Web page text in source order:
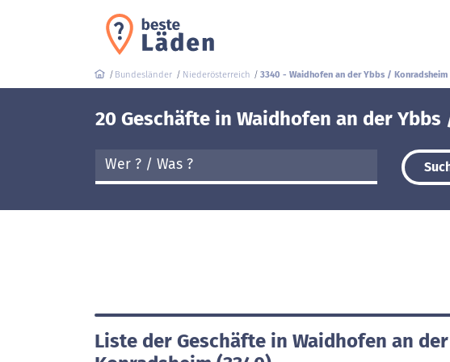
Bundesländer Niederösterreich 3340 - Waidhofen an der Ybbs / Konradsheim
20 Geschäfte in Waidhofen an der
Liste der Geschäfte in Waidhofen an